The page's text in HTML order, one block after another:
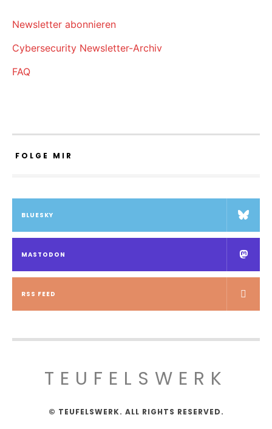
Newsletter abonnieren
Cybersecurity Newsletter-Archiv
FAQ
FOLGE MIR
BLUESKY
MASTODON
RSS FEED
TEUFELSWERK
© TEUFELSWERK. ALL RIGHTS RESERVED.